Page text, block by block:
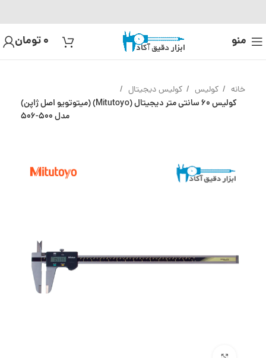
منو 0تومان
خانه کولیس کولیس دیجیتال
کولیس 60 سانتی متر دیجیتال (Mitutoyo) (میتوتویو اصل ژاپن)
مدل 500-506